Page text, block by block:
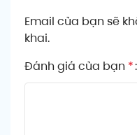
Email của bạn sẽ
khai.
Đánh giá của bạn *